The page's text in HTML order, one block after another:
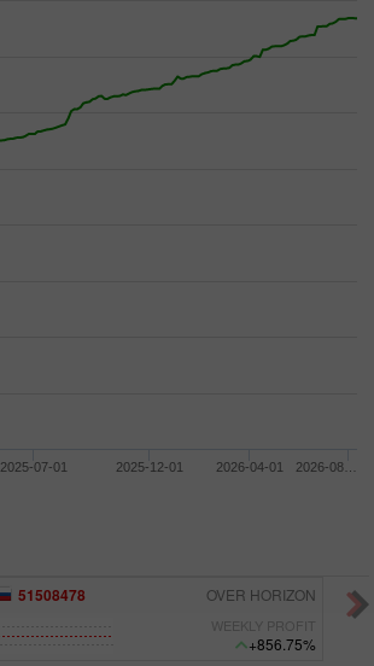
2025-07-01 2025-12-01 2026-04-01 2026-08…
72021997 Diegohrocha
WEEKLY PROFIT
+521.92%